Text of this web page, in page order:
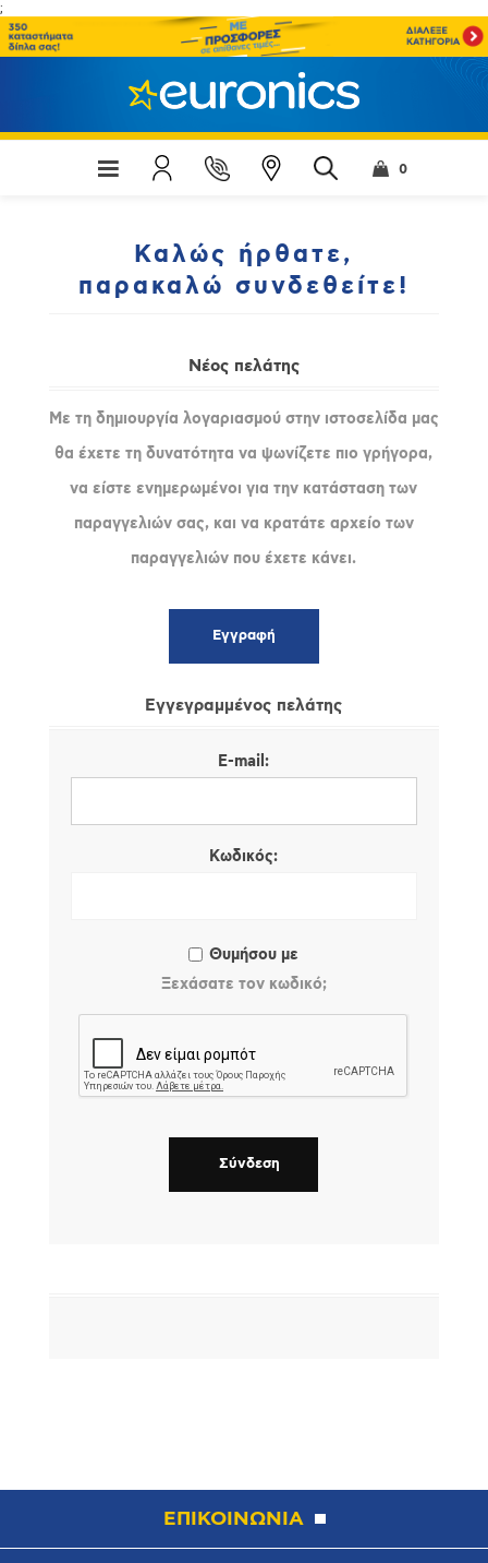
;
0
Καλώς ήρθατε,
παρακαλώ συνδεθείτε!
Νέος πελάτης
Με τη δημιουργία λογαριασμού στην ιστοσελίδα μας
θα έχετε τη δυνατότητα να ψωνίζετε πιο γρήγορα,
να είστε ενημερωμένοι για την κατάσταση των
παραγγελιών σας, και να κρατάτε αρχείο των
παραγγελιών που έχετε κάνει.
Εγγεγραμμένος πελάτης
E-mail:
Κωδικός:
Θυμήσου με
Ξεχάσατε τον κωδικό;
ΕΠΙΚΟΙΝΩΝΙΑ